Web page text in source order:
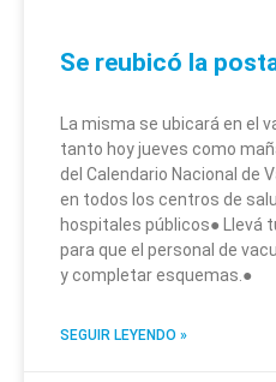
Se reubicó la
La misma se ubicará en el
tanto hoy jueves como
del Calendario Nacional de
en todos los centros de
hospitales públicos● Llevá
para que el personal de
y completar esquemas.●
SEGUIR LEYENDO »